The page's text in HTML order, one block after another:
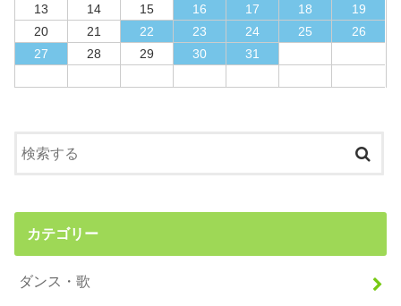
13
14 15 16 17 18
19
20
21 22 23 24 25
26
27
28 29 30 31
カテゴリー
ダンス・歌